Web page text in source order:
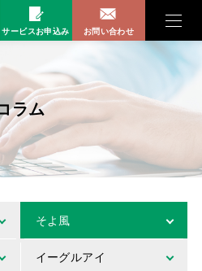
サービスお申込み お問い合わせ
ラム
そよ風
イーグルアイ